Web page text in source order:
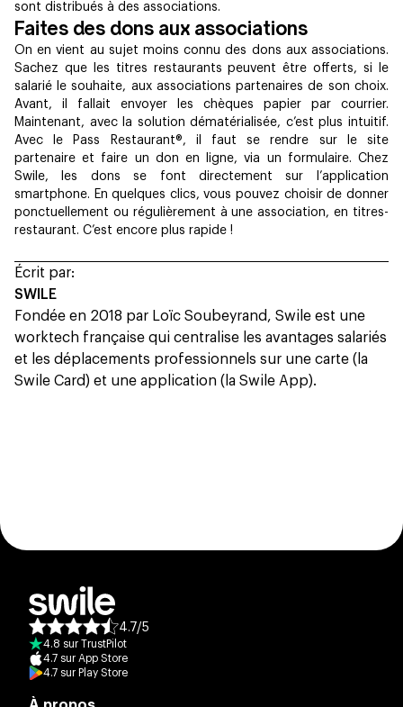
sont distribués à des associations.
Faites des dons aux associations
On en vient au sujet moins connu des dons aux associations.
Sachez que les titres restaurants peuvent être offerts, si le
salarié le souhaite, aux associations partenaires de son choix.
Avant, il fallait envoyer les chèques papier par courrier.
Maintenant, avec la solution dématérialisée, c’est plus intuitif.
Avec le Pass Restaurant®, il faut se rendre sur le site
partenaire et faire un don en ligne, via un formulaire. Chez
Swile, les dons se font directement sur l’application
smartphone. En quelques clics, vous pouvez choisir de donner
ponctuellement ou régulièrement à une association, en titres-
restaurant. C’est encore plus rapide !
Écrit par:
SWILE
Fondée en 2018 par Loïc Soubeyrand, Swile est une
worktech française qui centralise les avantages salariés
et les déplacements professionnels sur une carte (la
Swile Card) et une application (la Swile App).
Note moyenne des avis :
4.7/5
4.8 sur TrustPilot
4.7 sur App Store
4.7 sur Play Store